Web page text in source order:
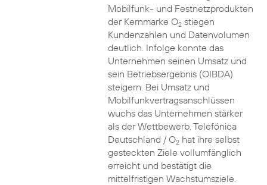
Mobilfunk- und Festnetzprodukten
der Kernmarke O2stiegen
Kundenzahlen und Datenvolumen
deutlich. Infolge konnte das
Unternehmen seinen Umsatz und
sein Betriebsergebnis (OIBDA)
steigern. Bei Umsatz und
Mobilfunkvertragsanschlüssen
wuchs das Unternehmen stärker
als der Wettbewerb. Telefónica
Deutschland / O2hat ihre selbst
gesteckten Ziele vollumfänglich
erreicht und bestätigt die
mittelfristigen Wachstumsziele.